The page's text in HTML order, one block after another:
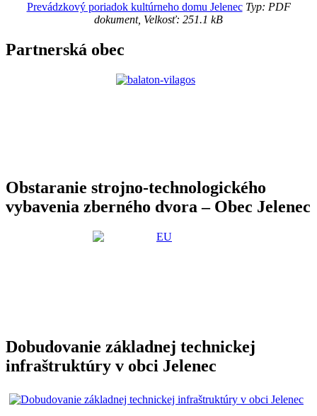
Prevádzkový poriadok kultúrneho domu JelenecTyp: PDF
dokument, Velkosť: 251.1 kB
Partnerská obec
Obstaranie strojno-technologického
vybavenia zberného dvora – Obec Jelenec
Dobudovanie základnej technickej
infraštruktúry v obci Jelenec